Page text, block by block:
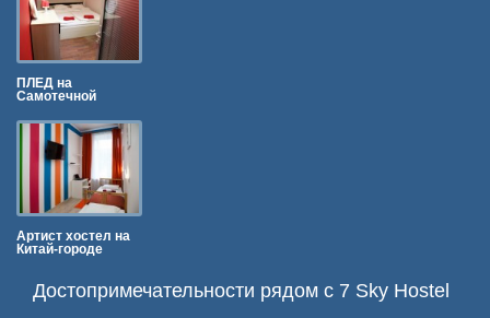
ПЛЕД на
Самотечной
Артист хостел на
Китай-городе
Достопримечательности рядом c 7 Sky Hostel